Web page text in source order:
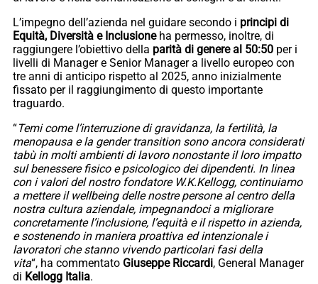
L’impegno dell’azienda nel guidare secondo i principi di
Equità, Diversità e Inclusioneha permesso, inoltre, di
raggiungere l’obiettivo della parità di genere al 50:50 per i
livelli di Manager e Senior Manager a livello europeo con
tre anni di anticipo rispetto al 2025, anno inizialmente
fissato per il raggiungimento di questo importante
traguardo.
“Temi come l’interruzione di gravidanza, la fertilità, la
menopausa e la gender transition sono ancora considerati
tabù in molti ambienti di lavoro nonostante il loro impatto
sul benessere fisico e psicologico dei dipendenti. In linea
con i valori del nostro fondatore W.K.Kellogg, continuiamo
a mettere il wellbeing delle nostre persone al centro della
nostra cultura aziendale, impegnandoci a migliorare
concretamente l’inclusione, l’equità e il rispetto in azienda,
e sostenendo in maniera proattiva ed intenzionale i
lavoratori che stanno vivendo particolari fasi della
vita“, ha commentato Giuseppe Riccardi, General Manager
di Kellogg Italia.